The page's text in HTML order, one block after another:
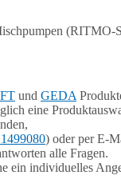
und GEDA
eine
) oder per E-
alle Fragen.
ein individuelles